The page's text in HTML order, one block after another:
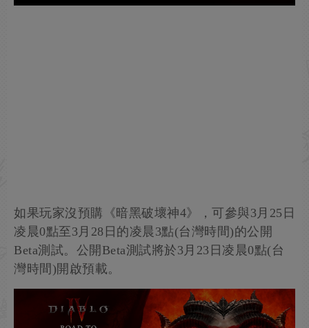
如果玩家沒預購《暗黑破壞神4》，可參與3月25日
凌晨0點至3月28日的凌晨3點(台灣時間)的公開
Beta測試。公開Beta測試將於3月23日凌晨0點(台
灣時間)開啟預載。